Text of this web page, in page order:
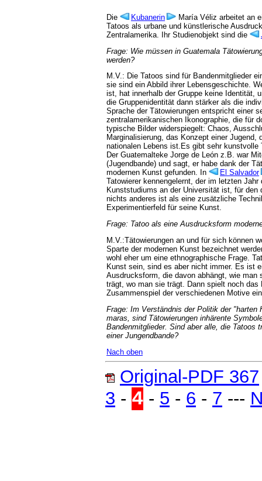
Die Kubanerin
María Véliz arbeitet an
Tatoos als urbane und künstlerische
Zentralamerika. Ihr Studienobjekt sind die
Frage: Wie müssen in Guatemala
werden?
M.V.: Die Tatoos sind für Bandenmitglieder
sie sind ein Abbild ihrer Lebensgeschichte.
ist, hat innerhalb der Gruppe keine Identität,
die Gruppenidentität dann stärker als die
Sprache der Tätowierungen entspricht einer
zentralamerikanischen Ikonographie, die für
typische Bilder widerspiegelt: Chaos,
Marginalisierung, das Konzept einer Jugend,
nationalen Lebens ist.Es gibt sehr kunstvolle
Der Guatemalteke Jorge de León z.B. war
(Jugendbande) und sagt, er habe dank der
modernen Kunst gefunden. In
El Salvador
Tatowierer kennengelernt, der im letzten Jahr
Kunststudiums an der Universität ist, für den
nichts anderes ist als eine zusätzliche
Experimentierfeld für seine Kunst.
Frage: Tatoo als eine Ausdrucksform
M.V.:Tätowierungen an und für sich können
Sparte der modernen Kunst bezeichnet
wohl eher um eine ethnographische Frage.
Kunst sein, sind es aber nicht immer. Es ist
Ausdrucksform, die davon abhängt, wie man
trägt, wo man sie trägt. Dann spielt noch das
Zusammenspiel der verschiedenen Motive
Frage: Im Verständnis der Politik der "harten
maras, sind Tätowierungen inhärente
Bandenmitglieder. Sind aber alle, die Tatoos
einer Jungendbande?
Nach oben
Original-PDF 367
3 - 4 - 5 - 6 - 7 ---